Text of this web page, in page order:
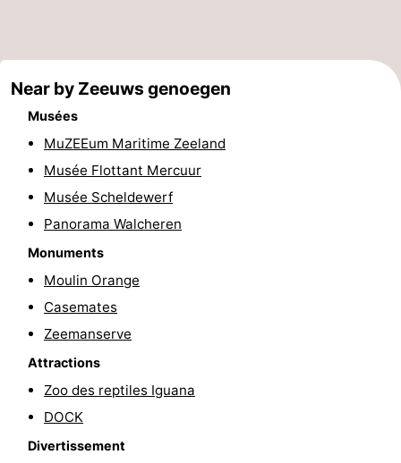
faire
d'intérêt
-
Musées
Monuments
Points
vue
Attractions
Terrains
jeux
intérieures
Bowling
Centres
bien-
Nature
Near by Zeeuws genoegen
Musées
MuZEEum Maritime Zeeland
Musée Flottant Mercuur
Musée Scheldewerf
Panorama Walcheren
Monuments
Moulin Orange
Casemates
Zeemanserve
Attractions
Zoo des reptiles Iguana
DOCK
Divertissement